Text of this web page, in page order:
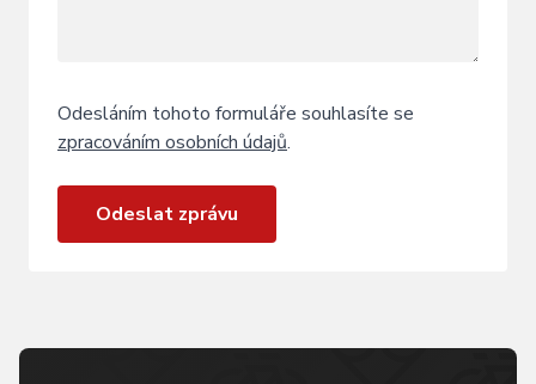
Odesláním tohoto formuláře souhlasíte se
zpracováním osobních údajů.
Odeslat zprávu